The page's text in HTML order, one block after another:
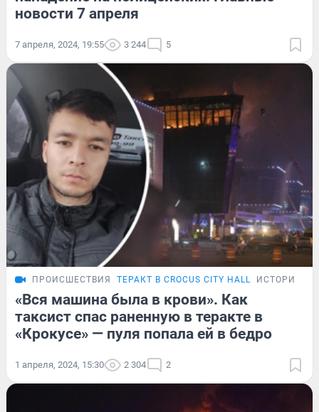
новости 7 апреля
7 апреля, 2024, 19:55 3 244 5
ПРОИСШЕСТВИЯ ТЕРАКТ В CROCUS CITY HALL ИСТОРИИ
«Вся машина была в крови». Как
таксист спас раненную в теракте в
«Крокусе» — пуля попала ей в бедро
1 апреля, 2024, 15:30 2 304 2